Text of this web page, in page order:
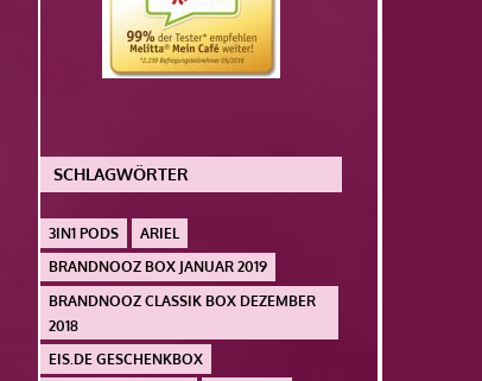
SCHLAGWÖRTER
3IN1 PODS
ARIEL
BRANDNOOZ BOX JANUAR 2019
BRANDNOOZ CLASSIK BOX DEZEMBER
2018
EIS.DE GESCHENKBOX